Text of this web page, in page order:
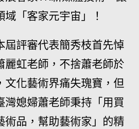
「客家元宇宙」！
屆評審代表簡秀枝首先悼
麗虹老師，不捨蕭老師於
文化藝術界痛失瑰寶，但
灣媳婦蕭老師秉持「用買
術品，幫助藝術家」的精